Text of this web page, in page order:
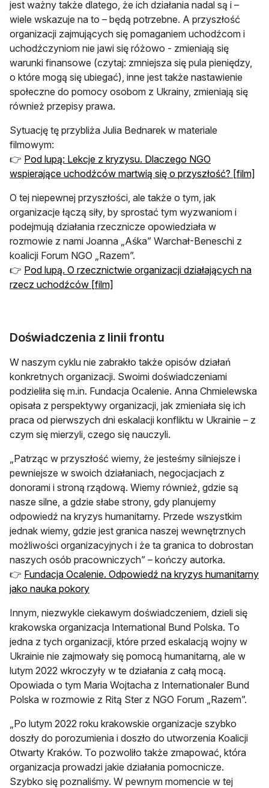
jest ważny także dlatego, że ich działania nadal są i –
wiele wskazuje na to – będą potrzebne. A przyszłość
organizacji zajmujących się pomaganiem uchodźcom i
uchodźczyniom nie jawi się różowo - zmieniają się
warunki finansowe (czytaj: zmniejsza się pula pieniędzy,
o które mogą się ubiegać), inne jest także nastawienie
społeczne do pomocy osobom z Ukrainy, zmieniają się
również przepisy prawa.
Sytuację tę przybliża Julia Bednarek w materiale
filmowym:
👉 Pod lupą: Lekcje z kryzysu. Dlaczego NGO
wspierające uchodźców martwią się o przyszłość? [film]
O tej niepewnej przyszłości, ale także o tym, jak
organizacje łączą siły, by sprostać tym wyzwaniom i
podejmują działania rzecznicze opowiedziała w
rozmowie z nami Joanna „Aśka” Warchał-Beneschi z
koalicji Forum NGO „Razem”.
👉 Pod lupą. O rzecznictwie organizacji działających na
rzecz uchodźców [film]
Doświadczenia z linii frontu
W naszym cyklu nie zabrakło także opisów działań
konkretnych organizacji. Swoimi doświadczeniami
podzieliła się m.in. Fundacja Ocalenie. Anna Chmielewska
opisała z perspektywy organizacji, jak zmieniała się ich
praca od pierwszych dni eskalacji konfliktu w Ukrainie – z
czym się mierzyli, czego się nauczyli.
„Patrząc w przyszłość wiemy, że jesteśmy silniejsze i
pewniejsze w swoich działaniach, negocjacjach z
donorami i stroną rządową. Wiemy również, gdzie są
nasze silne, a gdzie słabe strony, gdy planujemy
odpowiedź na kryzys humanitarny. Przede wszystkim
jednak wiemy, gdzie jest granica naszej wewnętrznych
możliwości organizacyjnych i że ta granica to dobrostan
naszych osób pracowniczych” – kończy autorka.
👉 Fundacja Ocalenie. Odpowiedź na kryzys humanitarny
jako nauka pokory
Innym, niezwykle ciekawym doświadczeniem, dzieli się
krakowska organizacja International Bund Polska. To
jedna z tych organizacji, które przed eskalacją wojny w
Ukrainie nie zajmowały się pomocą humanitarną, ale w
lutym 2022 wkroczyły w te działania z całą mocą.
Opowiada o tym Maria Wojtacha z Internationaler Bund
Polska w rozmowie z Ritą Ster z NGO Forum „Razem”.
„Po lutym 2022 roku krakowskie organizacje szybko
doszły do porozumienia i doszło do utworzenia Koalicji
Otwarty Kraków. To pozwoliło także zmapować, która
organizacja prowadzi jakie działania pomocnicze.
Szybko się poznaliśmy. W pewnym momencie w tej